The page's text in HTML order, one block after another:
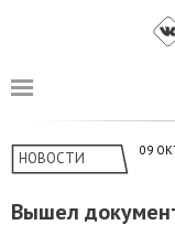
НОВОСТИ 09
Вышел